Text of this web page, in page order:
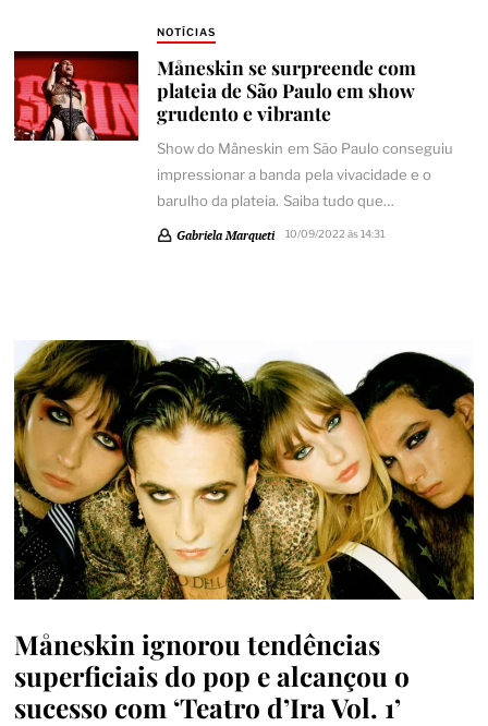
NOTÍCIAS
Måneskin se surpreende com
plateia de São Paulo em show
grudento e vibrante
Show do Måneskin em São Paulo conseguiu
impressionar a banda pela vivacidade e o
barulho da plateia. Saiba tudo que…
Gabriela Marqueti 10/09/2022 às 14:31
Måneskin ignorou tendências
superficiais do pop e alcançou o
sucesso com ‘Teatro d’Ira Vol. 1’